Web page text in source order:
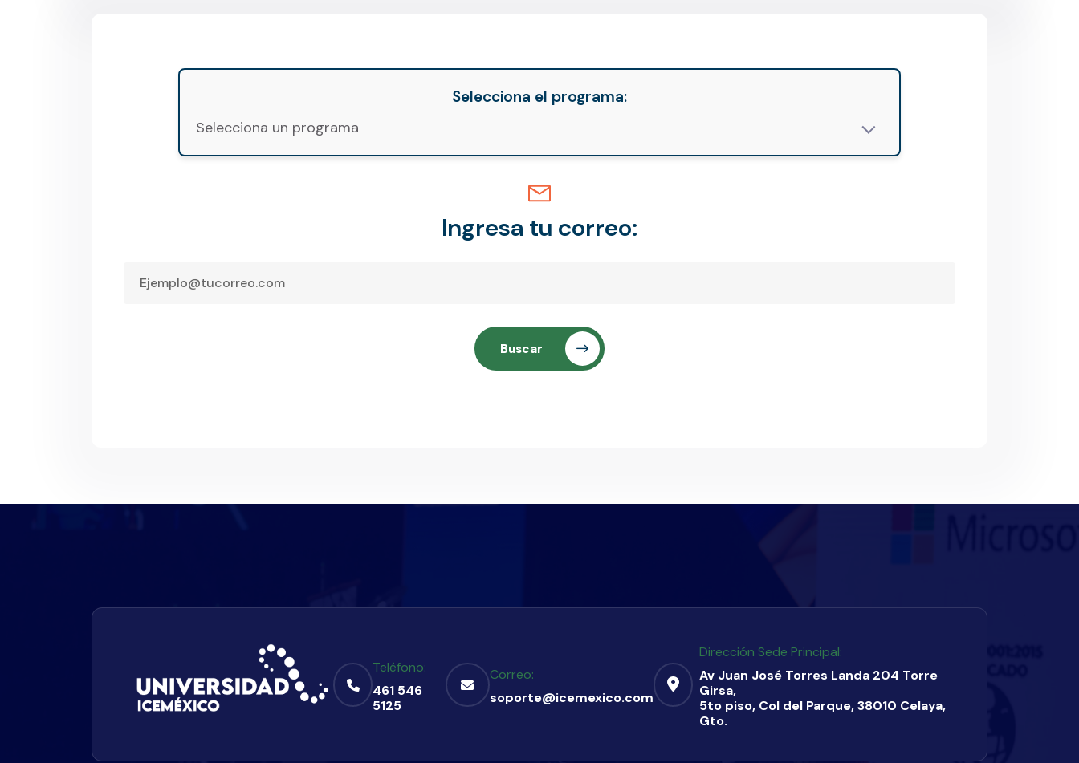
Selecciona el programa:
Selecciona un programa
Ingresa tu correo:
Buscar
Teléfono:
461 546
5125
Correo:
soporte@icemexico.com
Dirección Sede Principal:
Av Juan José Torres Landa 204 Torre
Girsa,
5to piso, Col del Parque, 38010 Celaya,
Gto.